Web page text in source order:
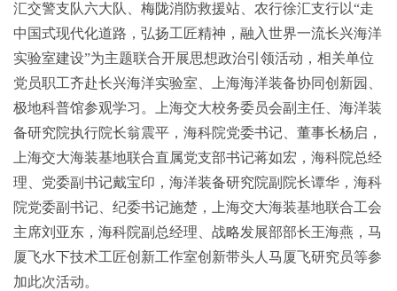
汇交警支队六大队、梅陇消防救援站、农行徐汇支行以“走
中国式现代化道路，弘扬工匠精神，融入世界一流长兴海洋
实验室建设”为主题联合开展思想政治引领活动， 相关单位
党员职工齐赴长兴海洋实验室、上海海洋装备协同创新园、
极地科普馆参观学习。
上海交大校务委员会副主任、海洋装
备研究院执行院长翁震平，海科院党委书记、董事长杨启，
上海交大海装基地联合直属党支部书记蒋如宏，海科院总经
理、党委副书记戴宝印，海洋装备研究院副院长谭华，海科
院党委副书记、纪委书记施楚，上海交大海装基地联合工会
主席刘亚东，海科院副总经理、战略发展部部长王海燕，马
厦飞水下技术工匠创新工作室创新带头人马厦飞研究员等参
加此次活动。